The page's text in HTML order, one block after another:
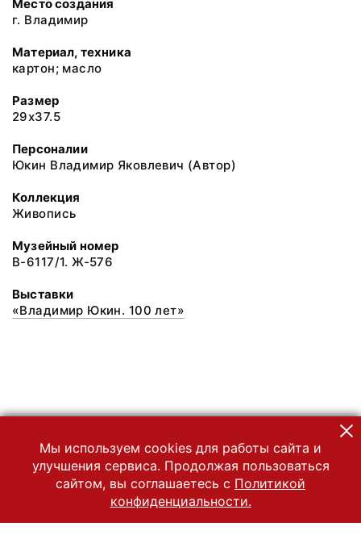
Место создания
г. Владимир
Материал, техника
картон; масло
Размер
29x37.5
Персоналии
Юкин Владимир Яковлевич (Автор)
Коллекция
Живопись
Музейный номер
В-6117/1. Ж-576
Выставки
«Владимир Юкин. 100 лет»
Мы используем cookies для работы сайта и
улучшения сервиса. Продолжая пользоваться
сайтом, вы соглашаетесь с Политикой
конфиденциальности.